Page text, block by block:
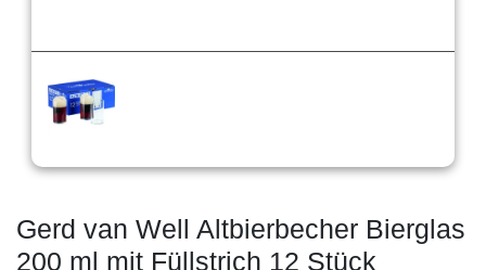
Gerd van Well Altbierbecher Bierglas
200 ml mit Füllstrich 12 Stück